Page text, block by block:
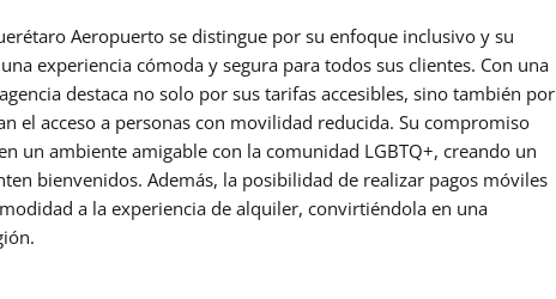
Aeropuerto se distingue por su enfoque inclusivo y su
experiencia cómoda y segura para todos sus clientes. Con una
destaca no solo por sus tarifas accesibles, sino también por
el acceso a personas con movilidad reducida. Su compromiso
un ambiente amigable con la comunidad LGBTQ+, creando un
bienvenidos. Además, la posibilidad de realizar pagos móviles
a la experiencia de alquiler, convirtiéndola en una